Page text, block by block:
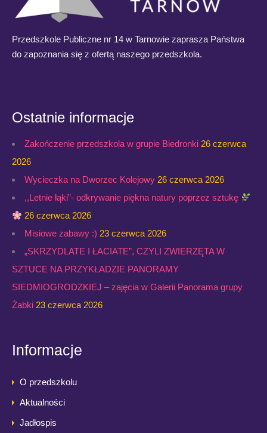
Przedszkole Publiczne nr 14 w Tarnowie zaprasza Państwa
do zapoznania się z ofertą naszego przedszkola.
Ostatnie informacje
Zakończenie przedszkola w grupie Biedronki 26 czerwca
2026
Wycieczka na Dworzec Kolejowy 26 czerwca 2026
,,Letnie łąki”- odkrywanie piękna natury poprzez sztukę
26 czerwca 2026
Misiowe zabawy :) 23 czerwca 2026
„SKRZYDLATE I ŁACIATE”, CZYLI ZWIERZĘTA W
SZTUCE NA PRZYKŁADZIE PANORAMY
SIEDMIOGRODZKIEJ – zajęcia w Galerii Panorama grupy
Żabki 23 czerwca 2026
Informacje
O przedszkolu
Aktualności
Jadłospis